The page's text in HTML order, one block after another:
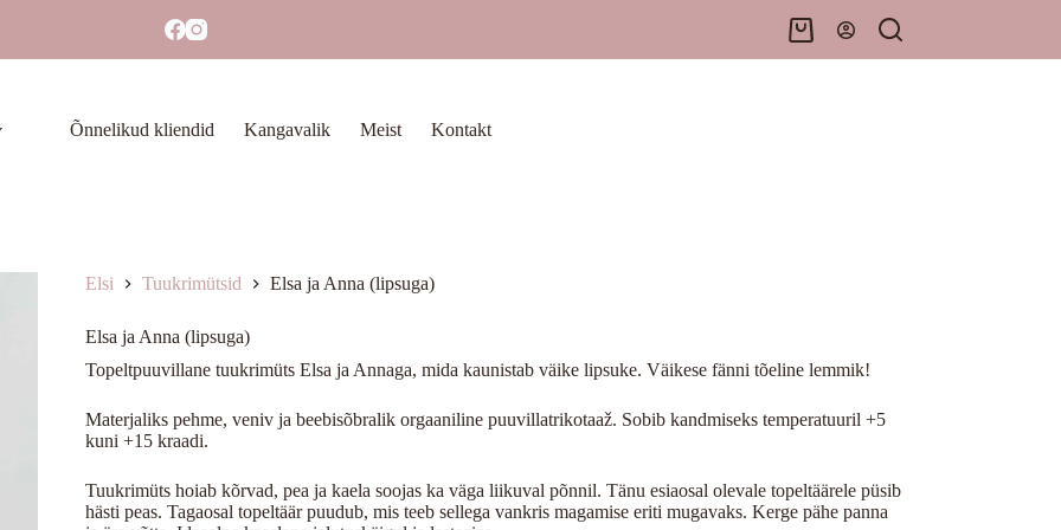
Shopping
cart
Õnnelikud kliendid Kangavalik Meist Kontakt
Elsi Tuukrimütsid Elsa ja Anna (lipsuga)
Elsa ja Anna (lipsuga)
Topeltpuuvillane tuukrimüts Elsa ja Annaga, mida kaunistab väike lipsuke. Väikese fänni tõeline lemmik!
Materjaliks pehme, veniv ja beebisõbralik orgaaniline puuvillatrikotaaž. Sobib kandmiseks temperatuuril +5
kuni +15 kraadi.
Tuukrimüts hoiab kõrvad, pea ja kaela soojas ka väga liikuval põnnil. Tänu esiaosal olevale topeltäärele püsib
hästi peas. Tagaosal topeltäär puudub, mis teeb sellega vankris magamise eriti mugavaks. Kerge pähe panna